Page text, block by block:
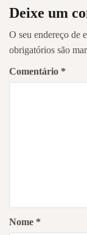
Deixe um
O seu endereço de
obrigatórios são
Comentário *
Nome *